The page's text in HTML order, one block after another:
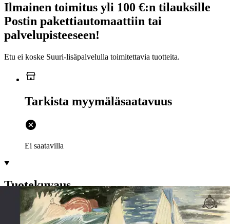
Ilmainen toimitus yli 100 €:n tilauksille
Postin pakettiautomaattiin tai
palvelupisteeseen!
Etu ei koske Suuri‑lisäpalvelulla toimitettavia tuotteita.
Tarkista myymäläsaatavuus
Ei saatavilla
Tuotekuvaus